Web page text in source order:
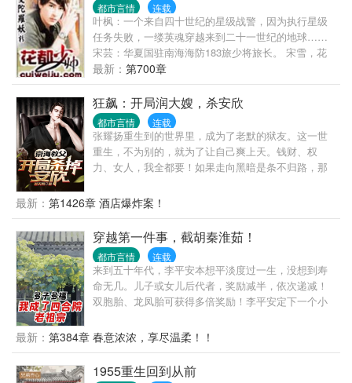
都市言情 连载
叶枫：一个来自四十世纪的星级战警，因为执行星级
任务失败，一缕英魂穿越来到二十一世纪的地球……
宋芸：华夏国驻南海海防183旅少将旅长。 宋雪，花
都市主管经济的副市长。 宋影，省公安厅刑侦处处
长。 军界，政界，警界，手握重权，权覆花都的宋氏
三姐妹，缘何都逃脱不了他制定的邪恶法则？因为，
这个邪恶的他来自未来……歌舞升平，浮华背后，一
边惩恶扬善，一边缔造自己的都市后宫，本书极度角
能力超级强
最新： 第700章
狂飙：开局润大嫂，杀安欣
都市言情 连载
张耀扬重生到的世界里，成为了老默的狱友。这一世
重生，不为别的，就为了让自己爽上天。钱财、权
力、女人，我全都要！如果走向黑暗是条不归路，那
最新： 第1426章 酒店爆炸案！
穿越第一件事，截胡秦淮茹！
都市言情 连载
来到五十年代，李平安本想平淡度过一生，没想到寿
命无几。儿子或女儿后代者，奖励减半，依次递减！
双胞胎、龙凤胎可获得多倍奖励！李平安定下一个小
最新： 第384章 春意浓浓，享尽温柔！！
1955重生回到从前